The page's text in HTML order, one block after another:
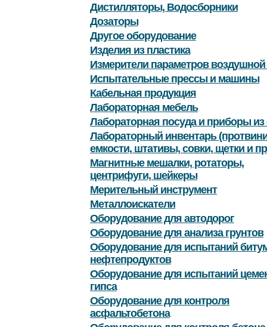
Дистилляторы, Водосборники
Дозаторы
Другое оборудование
Изделия из пластика
Измерители параметров
Испытательные прессы и машины
Кабельная продукция
Лабораторная мебель
Лабораторная посуда и приборы из
Лабораторный инвентарь
емкости, штативы, совки, щетки и
Магнитные мешалки, ротаторы,
центрифуги, шейкеры
Мерительный инструмент
Металлоискатели
Оборудование для автодорог
Оборудование для анализа грунтов
Оборудование для испытаний
нефтепродуктов
Оборудование для испытаний
гипса
Оборудование для контроля
асфальтобетона